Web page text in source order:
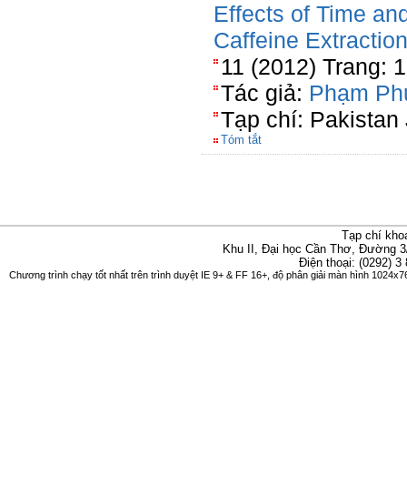
Effects of Time
Caffeine
11 (2012) Trang:
Tác giả: Phạm
Tạp chí: Pakistan
Tóm tắt
Tạp chí
Khu II, Đại học Cần Thơ, Đường
Điện thoại: (0292)
Chương trình chạy tốt nhất trên trình duyệt IE 9+ & FF 16+, độ phân giải màn hình